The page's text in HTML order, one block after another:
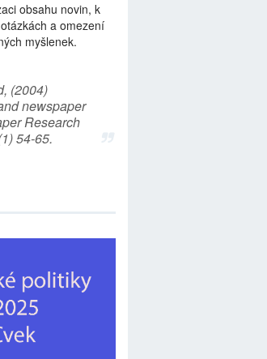
obsahu novin, k
a omezení
myšlenek.
(2004)
newspaper
Research
54-65.